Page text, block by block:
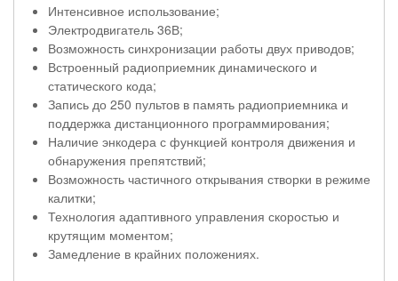
Интенсивное использование;
Электродвигатель 36В;
Возможность синхронизации работы двух приводов;
Встроенный радиоприемник динамического и
статического кода;
Запись до 250 пультов в память радиоприемника и
поддержка дистанционного программирования;
Наличие энкодера с функцией контроля движения и
обнаружения препятствий;
Возможность частичного открывания створки в режиме
калитки;
Технология адаптивного управления скоростью и
крутящим моментом;
Замедление в крайних положениях.